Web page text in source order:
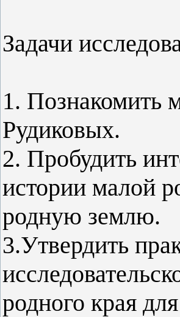
Задачи
1. Познакомить
Рудиковых.
2. Пробудить
истории малой
родную землю.
3.Утвердить
родного края